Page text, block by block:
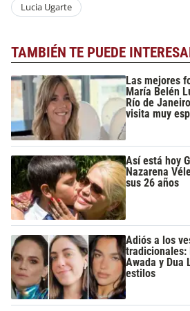
Lucia Ugarte
TAMBIÉN TE PUEDE
Las mejores
María Belén
Río de
visita muy
Así está hoy
Nazarena
sus 26 años
Adiós a los
tradicionales:
Awada y Dua
estilos